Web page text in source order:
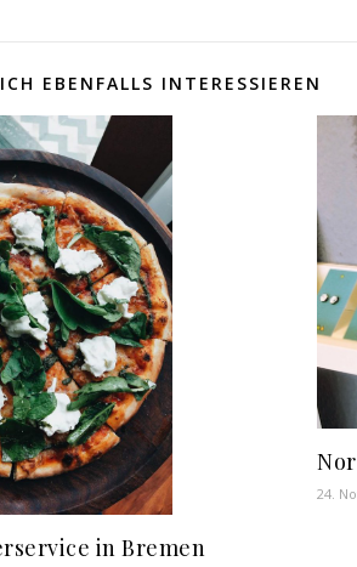
EBENFALLS INTERESSIEREN
in Bremen
24.